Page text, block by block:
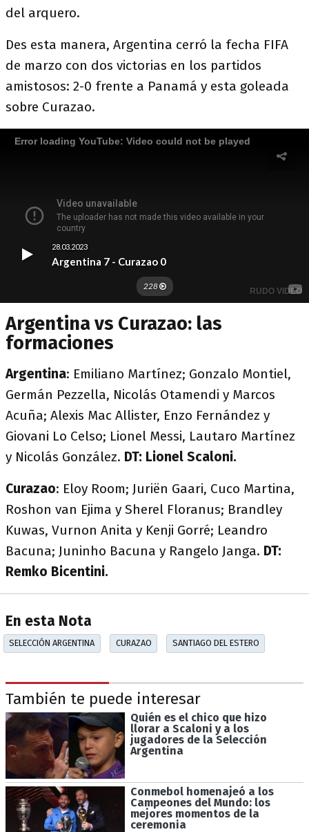
del arquero.
Des esta manera, Argentina cerró la fecha FIFA
de marzo con dos victorias en los partidos
amistosos: 2-0 frente a Panamá y esta goleada
sobre Curazao.
Argentina vs Curazao: las
formaciones
Argentina: Emiliano Martínez; Gonzalo Montiel,
Germán Pezzella, Nicolás Otamendi y Marcos
Acuña; Alexis Mac Allister, Enzo Fernández y
Giovani Lo Celso; Lionel Messi, Lautaro Martínez
y Nicolás González. DT: Lionel Scaloni.
Curazao: Eloy Room; Juriën Gaari, Cuco Martina,
Roshon van Ejima y Sherel Floranus; Brandley
Kuwas, Vurnon Anita y Kenji Gorré; Leandro
Bacuna; Juninho Bacuna y Rangelo Janga. DT:
Remko Bicentini.
En esta Nota
SELECCIÓN ARGENTINA CURAZAO SANTIAGO DEL ESTERO
También te puede interesar
Quién es el chico que hizo
llorar a Scaloni y a los
jugadores de la Selección
Argentina
Conmebol homenajeó a los
Campeones del Mundo: los
mejores momentos de la
ceremonia